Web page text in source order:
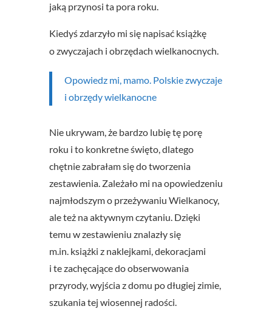
jaką przynosi ta pora roku.
Kiedyś zdarzyło mi się napisać książkę
o zwyczajach i obrzędach wielkanocnych.
Opowiedz mi, mamo. Polskie zwyczaje
i obrzędy wielkanocne
Nie ukrywam, że bardzo lubię tę porę
roku i to konkretne święto, dlatego
chętnie zabrałam się do tworzenia
zestawienia. Zależało mi na opowiedzeniu
najmłodszym o przeżywaniu Wielkanocy,
ale też na aktywnym czytaniu. Dzięki
temu w zestawieniu znalazły się
m.in. książki z naklejkami, dekoracjami
i te zachęcające do obserwowania
przyrody, wyjścia z domu po długiej zimie,
szukania tej wiosennej radości.